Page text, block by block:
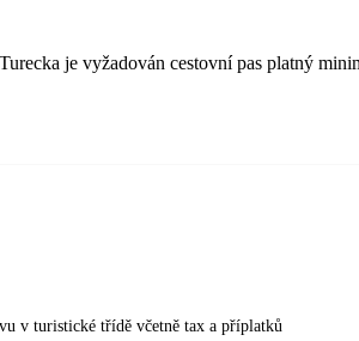
je vyžadován cestovní pas platný
v turistické třídě včetně tax a příplatků